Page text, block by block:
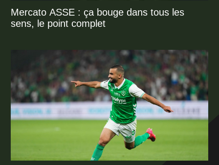
Mercato ASSE : ça bouge dans tous les
sens, le point complet